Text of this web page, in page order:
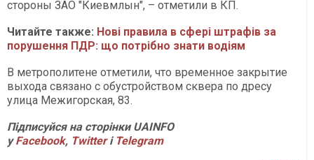
стороны ЗАО "Киевмлын", – отметили в КП.
Читайте также: Нові правила в сфері штрафів за
порушення ПДР: що потрібно знати водіям
В метрополитене отметили, что временное закрытие
выхода связано с обустройством сквера по дресу
улица Межигорская, 83.
Підписуйся на сторінки UAINFO
уFacebook, Twitter і Telegram